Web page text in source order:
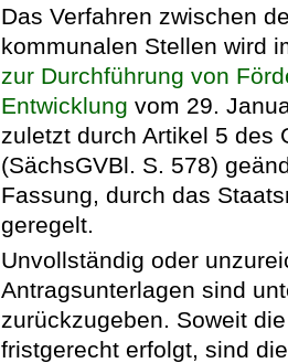
Das Verfahren zwischen
kommunalen Stellen wird
zur Durchführung von
Entwicklung vom 29.
zuletzt durch Artikel 5 des
(SächsGVBl. S. 578)
Fassung, durch das
geregelt.
Unvollständig oder
Antragsunterlagen sind
zurückzugeben. Soweit
fristgerecht erfolgt, sind